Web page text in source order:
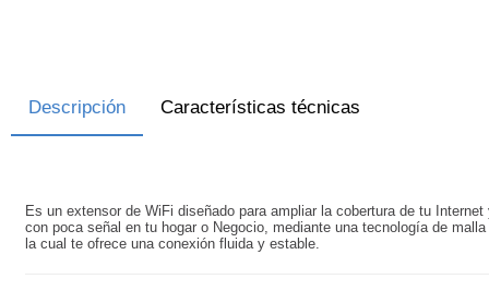
Descripción Características técnicas
Es un extensor de WiFi diseñado para ampliar la cobertura de tu
con poca señal en tu hogar o Negocio, mediante una tecnología de
la cual te ofrece una conexión fluida y estable.